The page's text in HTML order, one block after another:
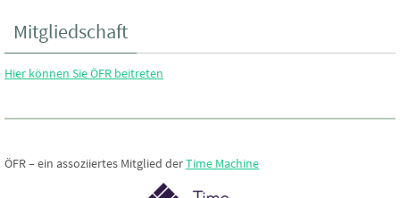
Mitgliedschaft
Hier können Sie ÖFR beitreten
ÖFR – ein assoziiertes Mitglied derTime Machine